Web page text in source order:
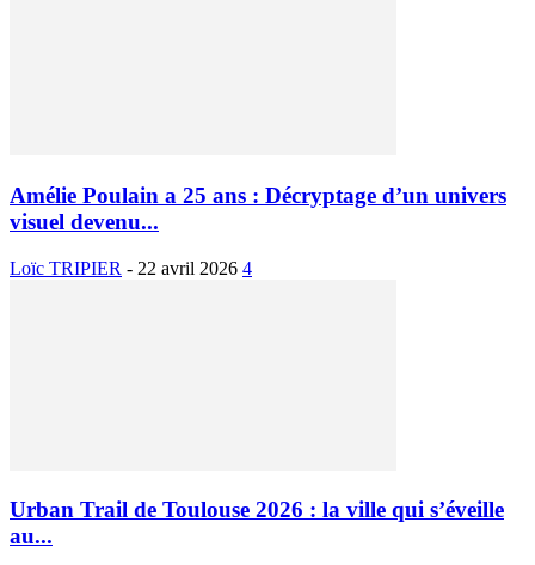
Amélie Poulain a 25 ans : Décryptage d’un univers
visuel devenu...
Loïc TRIPIER - 22 avril 2026 4
Urban Trail de Toulouse 2026 : la ville qui s’éveille
au...